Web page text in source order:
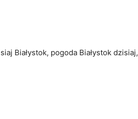
Białystok, pogoda Białystok dzisiaj,